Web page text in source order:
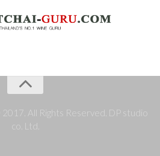
All Rights Reserved. DP studio
co. Ltd.